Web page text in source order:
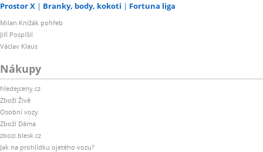
Prostor X Branky, body, kokoti Fortuna liga
Milan Knížák pohřeb
Jiří Pospíšil
Václav Klaus
Nákupy
hledejceny.cz
Zboží Živě
Osobní vozy
Zboží Dáma
zbozi.blesk.cz
Jak na prohlídku ojetého vozu?